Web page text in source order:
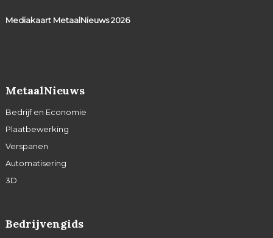
Mediakaart MetaalNieuws2026
MetaalNieuws
Bedrijf en Economie
Plaatbewerking
Verspanen
Automatisering
3D
Bedrijvengids